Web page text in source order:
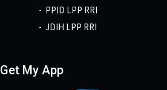
PPID LPP RRI
JDIH LPP RRI
Get My App